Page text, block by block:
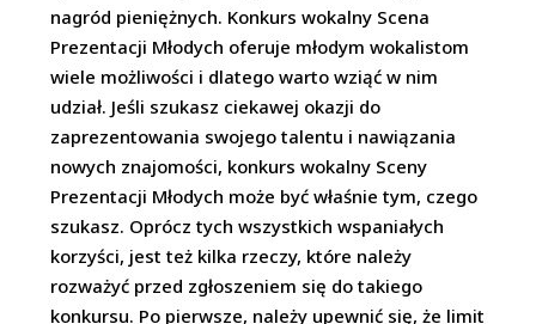
nagród pieniężnych. Konkurs wokalny Scena
Prezentacji Młodych oferuje młodym wokalistom
wiele możliwości i dlatego warto wziąć w nim
udział. Jeśli szukasz ciekawej okazji do
zaprezentowania swojego talentu i nawiązania
nowych znajomości, konkurs wokalny Sceny
Prezentacji Młodych może być właśnie tym, czego
szukasz. Oprócz tych wszystkich wspaniałych
korzyści, jest też kilka rzeczy, które należy
rozważyć przed zgłoszeniem się do takiego
konkursu. Po pierwsze, należy upewnić się, że limit